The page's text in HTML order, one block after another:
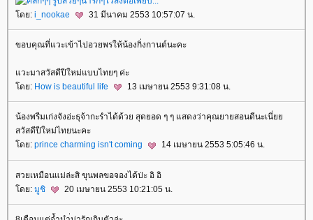
โดย: i_nookae 31 มีนาคม 2553 10:57:07 น.
ขอบคุณที่แวะเข้าไปอวยพรให้น้องกิ่งกานต์นะคะ
แวะมาสวัสดีปีใหม่แบบไทยๆ ค่ะ
โดย: How is beautiful life 13 เมษายน 2553 9:31:08 น.
น้องพรีมเก่งจังอ่ะธุจ้ากะรำได้ด้วย สุดยอด ๆ ๆ แสดงว่าคุณยายสอนดีนะเนี่ยย
สวัสดีปีใหม่ไทยนะคะ
โดย: prince charming isn't coming 14 เมษายน 2553 5:05:46 น.
สวยเหมือนแม่ล่ะสิ ขุนพลขอจองได้ป่ะ อิ อิ
โดย: มูชิ 20 เมษายน 2553 10:21:05 น.